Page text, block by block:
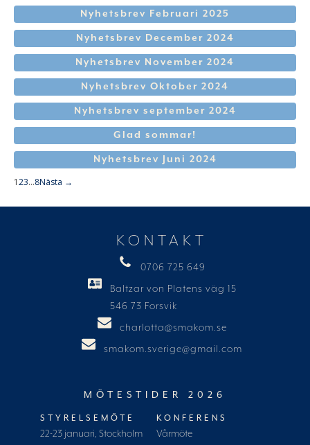
Nyhetsbrev Februari 2025
Nyhetsbrev December 2024
Nyhetsbrev November 2024
Nyhetsbrev Oktober 2024
Nyhetsbrev september 2024
Glad sommar!
Nyhetsbrev Juni 2024
123…8Nästa →
KONTAKT
0706 725 649
Baltzar von Platens väg 15
546 73 Forsvik
charlotta@smakom.se
smakom.sverige@gmail.com
MÖTESTIDER 2026
STYRELSEMÖTE
22-23 januari, Stockholm
KONFERENS
Vårmöte